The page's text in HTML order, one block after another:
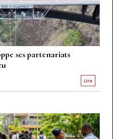
ses partenariats
Lire